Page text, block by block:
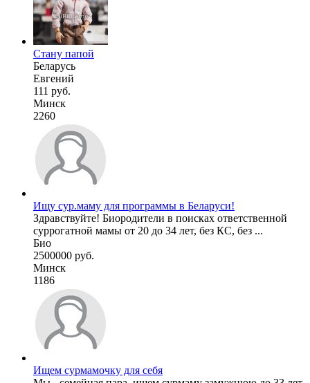
Стану папой
Беларусь
Евгений
111 руб.
Минск
2260
Ищу сур.маму для программы в Беларуси!
Здравствуйте! Биородители в поисках ответственной
суррогатной мамы от 20 до 34 лет, без КС, без ...
Био
2500000 руб.
Минск
1186
Ищем сурмамочку для себя